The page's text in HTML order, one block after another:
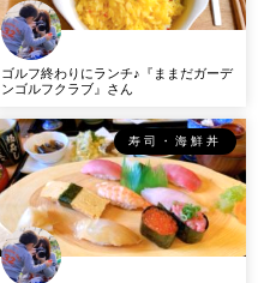
ゴルフ終わりにランチ♪『ままだガーデ
ンゴルフクラブ』さん
寿司・海鮮丼